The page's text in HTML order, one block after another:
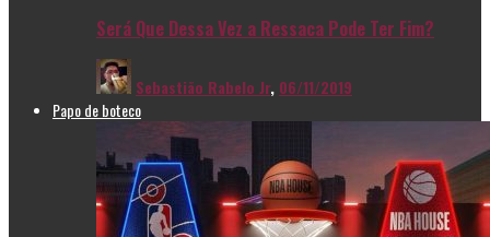
Será Que Dessa Vez a Ressaca Pode Ter Fim?
Sebastião Rabelo Jr, 06/11/2019
Papo de boteco